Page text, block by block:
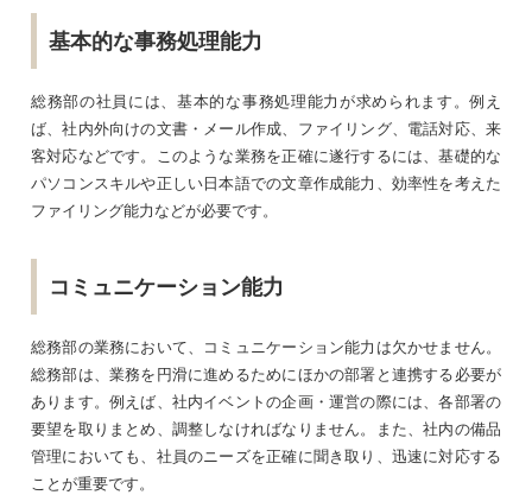
基本的な事務処理能力
総務部の社員には、基本的な事務処理能力が求められます。例え
ば、社内外向けの文書・メール作成、ファイリング、電話対応、来
客対応などです。このような業務を正確に遂行するには、基礎的な
パソコンスキルや正しい日本語での文章作成能力、効率性を考えた
ファイリング能力などが必要です。
コミュニケーション能力
総務部の業務において、コミュニケーション能力は欠かせません。
総務部は、業務を円滑に進めるためにほかの部署と連携する必要が
あります。例えば、社内イベントの企画・運営の際には、各部署の
要望を取りまとめ、調整しなければなりません。また、社内の備品
管理においても、社員のニーズを正確に聞き取り、迅速に対応する
ことが重要です。